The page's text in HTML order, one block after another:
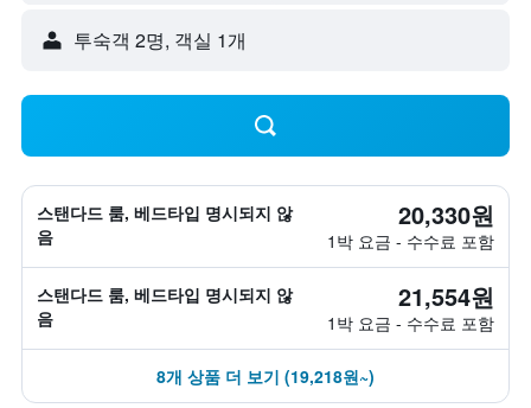
​투숙객 2​명, ​객실 1개
스탠다드 룸, 베드타입 명시되지 않
음
20,330원
1박 요금 - 수수료 포함
스탠다드 룸, 베드타입 명시되지 않
음
21,554원
1박 요금 - 수수료 포함
8개 상품 더 보기 (19,218원~)